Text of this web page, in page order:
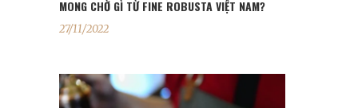
MONG CHỜ GÌ TỪ FINE ROBUSTA VIỆT NAM?
27/11/2022